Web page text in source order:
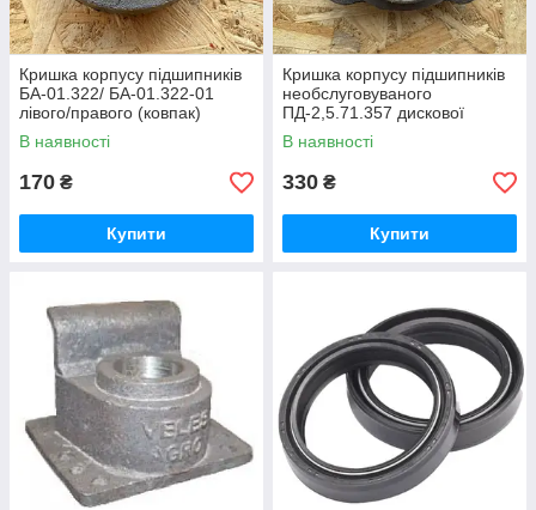
Кришка корпусу підшипників
БА-01.322/ БА-01.322-01
лівого/правого (ковпак)
дискової борони ПД "Велес-
Агро"
В наявності
170 ₴
Купити
Кришка корпусу підшипників
необслуговуваного
ПД-2,5.71.357 дискової
борони ПД плуга дискового
Велес-Агро
В наявності
330 ₴
Купити